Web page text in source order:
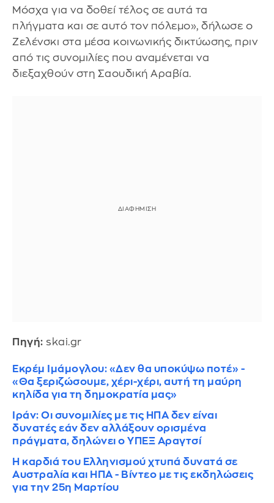
Μόσχα για να δοθεί τέλος σε αυτά τα
πλήγματα και σε αυτό τον πόλεμο», δήλωσε ο
Ζελένσκι στα μέσα κοινωνικής δικτύωσης, πριν
από τις συνομιλίες που αναμένεται να
διεξαχθούν στη Σαουδική Αραβία.
Πηγή: skai.gr
Εκρέμ Ιμάμογλου: «Δεν θα υποκύψω ποτέ» -
«Θα ξεριζώσουμε, χέρι-χέρι, αυτή τη μαύρη
κηλίδα για τη δημοκρατία μας»
Ιράν: Οι συνομιλίες με τις ΗΠΑ δεν είναι
δυνατές εάν δεν αλλάξουν ορισμένα
πράγματα, δηλώνει ο ΥΠΕΞ Αραγτσί
Η καρδιά του Ελληνισμού χτυπά δυνατά σε
Αυστραλία και ΗΠΑ - Βίντεο με τις εκδηλώσεις
για την 25η Μαρτίου